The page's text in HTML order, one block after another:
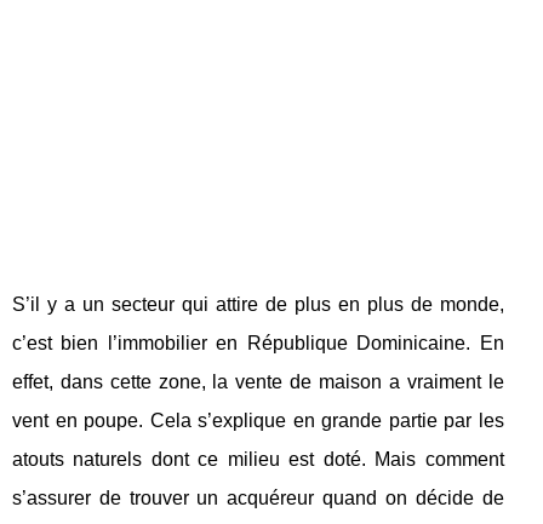
S’il y a un secteur qui attire de plus en plus de monde,
c’est bien l’immobilier en République Dominicaine. En
effet, dans cette zone, la vente de maison a vraiment le
vent en poupe. Cela s’explique en grande partie par les
atouts naturels dont ce milieu est doté. Mais comment
s’assurer de trouver un acquéreur quand on décide de